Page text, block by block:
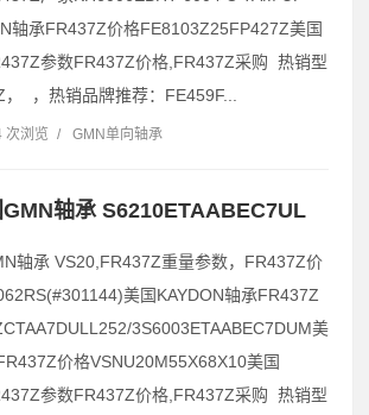
轴承FR437Z价格FE8103Z25FP427Z美国
参数FR437Z价格,FR437Z采购 热销型
，热销品牌推荐：FE459F...
次浏览 / GMN单向轴承
轴承 S6210ETAABEC7UL
轴承 VS20,FR437Z重量参数，FR437Z价
美国KAYDON轴承FR437Z
3S6003ETAABEC7DUM美
价格VSNU20M55X68X10美国
参数FR437Z价格,FR437Z采购 热销型